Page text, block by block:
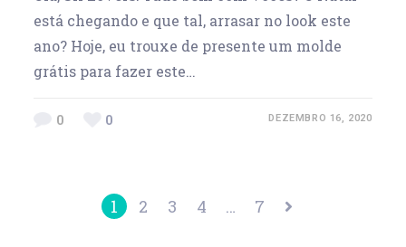
está chegando e que tal, arrasar no look este
ano? Hoje, eu trouxe de presente um molde
grátis para fazer este…
0 0 DEZEMBRO 16, 2020
1 2 3 4 … 7